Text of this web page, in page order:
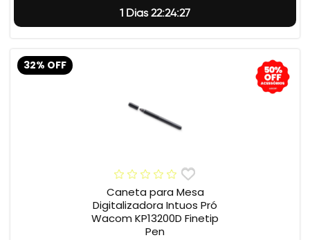
1 Dias 22:24:26
32% OFF
Caneta para Mesa
Digitalizadora Intuos Pró
Wacom KP13200D Finetip
Pen